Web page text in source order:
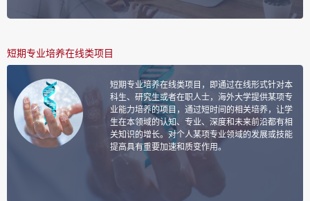
短期专业培养在线类项目
短期专业培养在线类项目，即通过在线形式针对本
科生、研究生或者在职人士，海外大学提供某项专
业能力培养的项目，通过短时间的相关培养，让学
生在本领域的认知、专业、深度和未来前沿都有相
关知识的增长。对个人某项专业领域的发展或技能
提高具有重要加速和质变作用。